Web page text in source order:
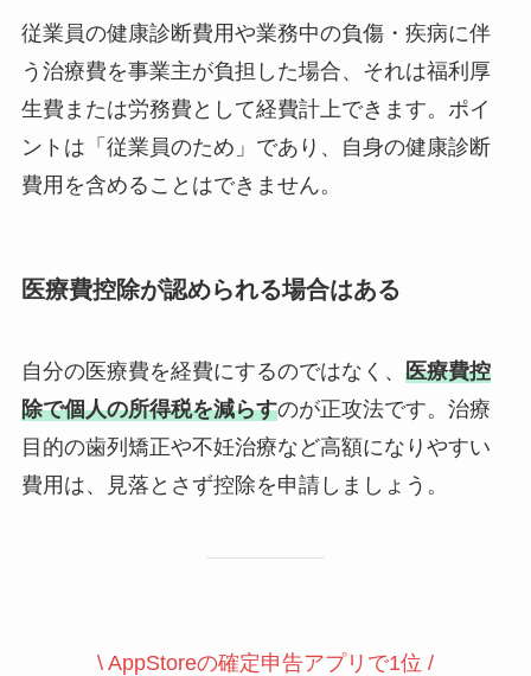
従業員の健康診断費用や業務中の負傷・疾病に伴
う治療費を事業主が負担した場合、それは福利厚
生費または労務費として経費計上できます。ポイ
ントは「従業員のため」であり、自身の健康診断
費用を含めることはできません。
医療費控除が認められる場合はある
自分の医療費を経費にするのではなく、 医療費控
除で個人の所得税を減らすのが正攻法です。治療
目的の歯列矯正や不妊治療など高額になりやすい
費用は、見落とさず控除を申請しましょう。
\ AppStoreの確定申告アプリで1位 /